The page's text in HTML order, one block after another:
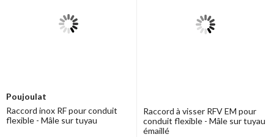
Poujoulat
Raccord inox RF pour conduit
flexible - Mâle sur tuyau
Raccord à visser RFV EM pour
conduit flexible - Mâle sur tuyau
émaillé